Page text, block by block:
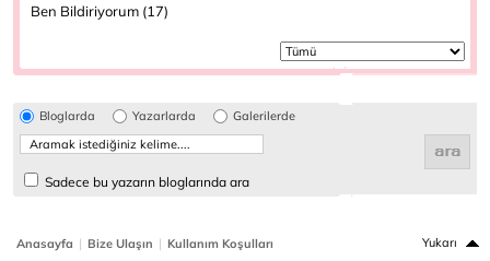
Ben Bildiriyorum (17)
Bloglarda Yazarlarda Galerilerde
Sadece bu yazarın bloglarında ara
Anasayfa | Bize Ulaşın | Kullanım Koşulları Yukarı